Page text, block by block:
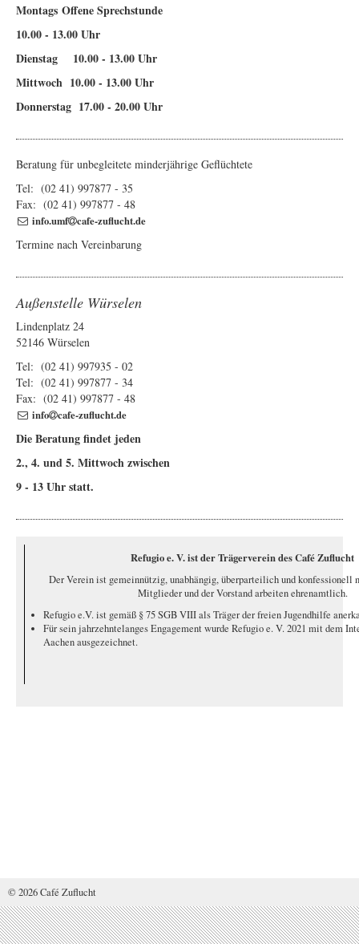
Montags Offene Sprechstunde
10.00 - 13.00 Uhr
Dienstag 10.00 - 13.00 Uhr
Mittwoch 10.00 - 13.00 Uhr
Donnerstag 17.00 - 20.00 Uhr
Beratung für unbegleitete minderjährige Geflüchtete
Tel: (02 41) 997877 - 35
Fax: (02 41) 997877 - 48
info.umf cafe-zuflucht.de
Termine nach Vereinbarung
Außenstelle Würselen
Lindenplatz 24
52146 Würselen
Tel: (02 41) 997935 - 02
Tel: (02 41) 997877 - 34
Fax: (02 41) 997877 - 48
info cafe-zuflucht.de
Die Beratung findet jeden
2., 4. und 5. Mittwoch zwischen
9 - 13 Uhr statt.
Refugio e. V. ist der Trägerverein des Café Zuflucht
Der Verein ist gemeinnützig, unabhängig, überparteilich und konfessionell
Mitglieder und der Vorstand arbeiten ehrenamtlich.
Refugio e.V. ist gemäß § 75 SGB VIII als Träger der freien Jugendhilfe
Für sein jahrzehntelanges Engagement wurde Refugio e. V. 2021 mit dem
Aachen ausgezeichnet.
© 2026 Café Zuflucht